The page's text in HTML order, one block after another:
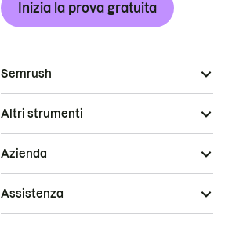
Inizia la prova gratuita
Semrush
Altri strumenti
Azienda
Assistenza